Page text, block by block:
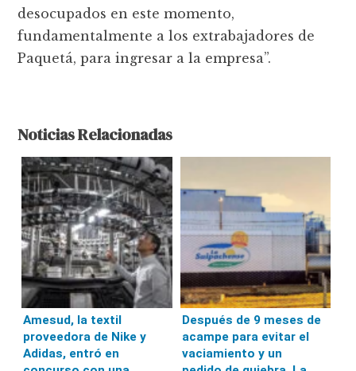
desocupados en este momento,
fundamentalmente a los extrabajadores de
Paquetá, para ingresar a la empresa”.
Noticias Relacionadas
Amesud, la textil
proveedora de Nike y
Adidas, entró en
Después de 9 meses de
acampe para evitar el
vaciamiento y un